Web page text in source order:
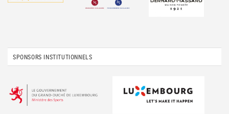
SPONSORS INSTITUTIONNELS